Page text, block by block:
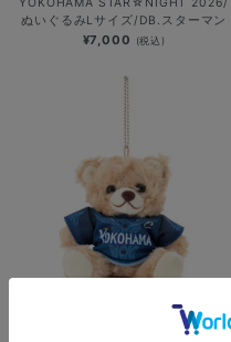
ぬいぐるみLサイズ/DB.スターマン
¥7,000 (税込)